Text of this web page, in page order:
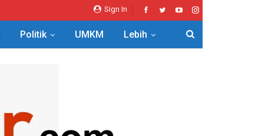
Sign In
Politik UMKM Lebih